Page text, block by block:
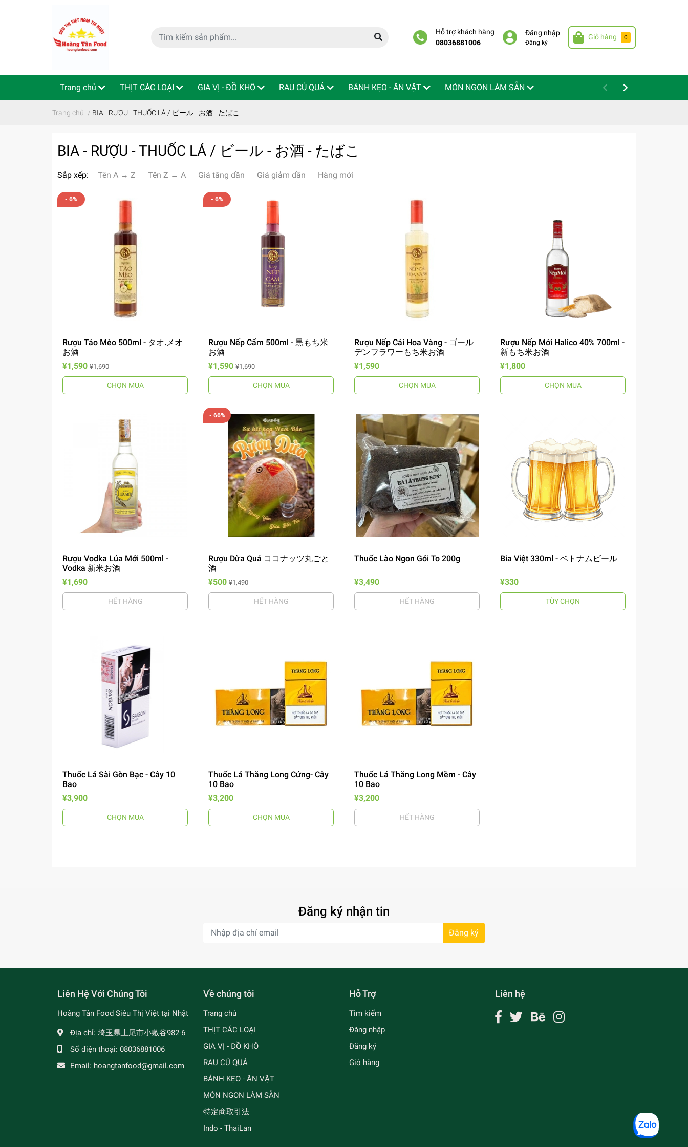
Hỗ trợ khách hàng
08036881006
Đăng nhập
Đăng ký
Giỏ hàng 0
Trang chủ THỊT CÁC LOẠI GIA VỊ - ĐỒ KHÔ RAU CỦ QUẢ BÁNH KẸO - ĂN VẶT MÓN NGON LÀM SẴN
特定商取引法 Indo - ThaiLan
Trang chủ / BIA - RƯỢU - THUỐC LÁ / ビール - お酒 - たばこ
BIA - RƯỢU - THUỐC LÁ / ビール - お酒 - たばこ
Sắp xếp: Tên A → Z Tên Z → A Giá tăng dần Giá giảm dần Hàng mới
- 6%
Rượu Táo Mèo 500ml - タオ.メオ
お酒
¥1,590 ¥1,690
CHỌN MUA
- 6%
Rượu Nếp Cẩm 500ml - 黒もち米
お酒
¥1,590 ¥1,690
CHỌN MUA
Rượu Nếp Cái Hoa Vàng - ゴール
デンフラワーもち米お酒
¥1,590
CHỌN MUA
Rượu Nếp Mới Halico 40% 700ml -
新もち米お酒
¥1,800
CHỌN MUA
Rượu Vodka Lúa Mới 500ml -
Vodka 新米お酒
¥1,690
HẾT HÀNG
- 66%
Rượu Dừa Quả ココナッツ丸ごと
酒
¥500 ¥1,490
HẾT HÀNG
Thuốc Lào Ngon Gói To 200g
¥3,490
HẾT HÀNG
Bia Việt 330ml - ベトナムビール
¥330
TÙY CHỌN
Thuốc Lá Sài Gòn Bạc - Cây 10
Bao
¥3,900
CHỌN MUA
Thuốc Lá Thăng Long Cứng- Cây
10 Bao
¥3,200
CHỌN MUA
Thuốc Lá Thăng Long Mềm - Cây
10 Bao
¥3,200
HẾT HÀNG
Đăng ký nhận tin
Đăng ký
Liên Hệ Với Chúng Tôi
Hoàng Tân Food Siêu Thị Việt tại Nhật
Địa chỉ: 埼玉県上尾市小敷谷982-6
Số điện thoại: 08036881006
Email: hoangtanfood@gmail.com
Về chúng tôi
Trang chủ
THỊT CÁC LOẠI
GIA VỊ - ĐỒ KHÔ
RAU CỦ QUẢ
BÁNH KẸO - ĂN VẶT
MÓN NGON LÀM SẴN
特定商取引法
Indo - ThaiLan
Hỗ Trợ
Tìm kiếm
Đăng nhập
Đăng ký
Giỏ hàng
Liên hệ